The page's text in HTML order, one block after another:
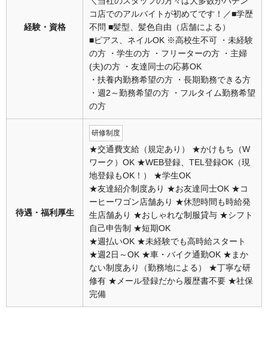
経験・資格
コ店でのアルバイトが初めてです！／■学歴
不問 ■髪型、髪色自由（店舗による）
■ピアス、ネイルOK ※高校生不可 ・未経験
の方 ・学生の方 ・フリーターの方 ・主婦
(夫)の方 ・友達同士の応募OK
・扶養内勤務希望の方 ・長期勤務できる方
・週2～勤務希望の方 ・フルタイム勤務希望
の方
待遇・福利厚生
研修制度
★交通費支給（規定あり） ★かけもち（W
ワーク）OK ★WEB登録、TEL登録OK（現
地登録もOK！） ★学生OK
★友達紹介制度あり ★お友達同士OK ★コ
ーヒーワゴン店舗あり ★休憩時間も時給発
生店舗あり ★おしゃれな制服貸与 ★シフト
自己申告制 ★短期OK
★週払いOK ★未経験でも高時給スタート
★週2日～OK ★車・バイク通勤OK ★まか
ない制度あり（勤務地による） ★丁寧な研
修有 ★メール登録だから履歴書不要 ★社保
完備